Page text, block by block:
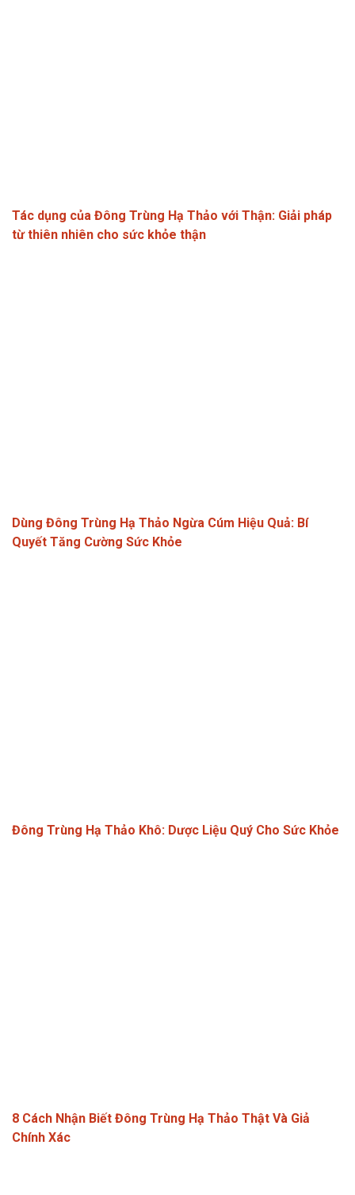
Tác dụng của Đông Trùng Hạ Thảo với Thận: Giải pháp
từ thiên nhiên cho sức khỏe thận
Dùng Đông Trùng Hạ Thảo Ngừa Cúm Hiệu Quả: Bí
Quyết Tăng Cường Sức Khỏe
Đông Trùng Hạ Thảo Khô: Dược Liệu Quý Cho Sức Khỏe
8 Cách Nhận Biết Đông Trùng Hạ Thảo Thật Và Giả
Chính Xác